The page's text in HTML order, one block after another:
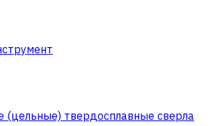
(цельные) твердосплавные сверла